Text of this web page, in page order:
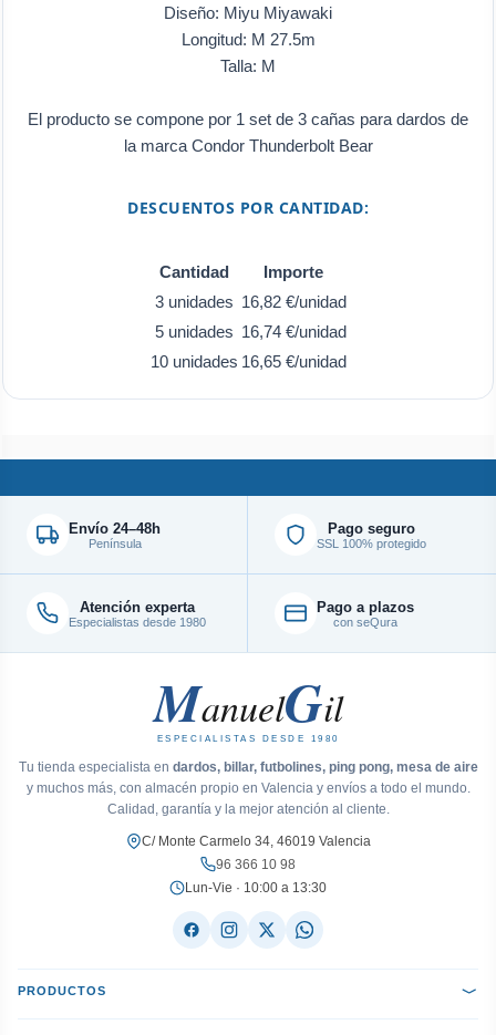
Diseño: Miyu Miyawaki
Longitud: M 27.5m
Talla: M
El producto se compone por 1 set de 3 cañas para dardos de
la marca Condor Thunderbolt Bear
DESCUENTOS POR CANTIDAD:
Cantidad
Importe
3 unidades 16,82 €/unidad
5 unidades 16,74 €/unidad
10 unidades 16,65 €/unidad
Envío 24–48h
Península
Pago seguro
SSL 100% protegido
Atención experta
Especialistas desde 1980
Pago a plazos
con seQura
ManuelGil
ESPECIALISTAS DESDE 1980
Tu tienda especialista en dardos, billar, futbolines, ping pong, mesa de aire
y muchos más, con almacén propio en Valencia y envíos a todo el mundo.
Calidad, garantía y la mejor atención al cliente.
C/ Monte Carmelo 34, 46019 Valencia
96 366 10 98
Lun-Vie · 10:00 a 13:30
PRODUCTOS